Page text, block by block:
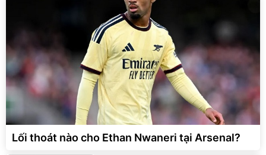
Lối thoát nào cho Ethan Nwaneri tại Arsenal?